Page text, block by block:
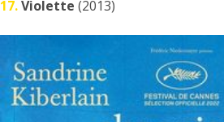
17.Violette (2013)